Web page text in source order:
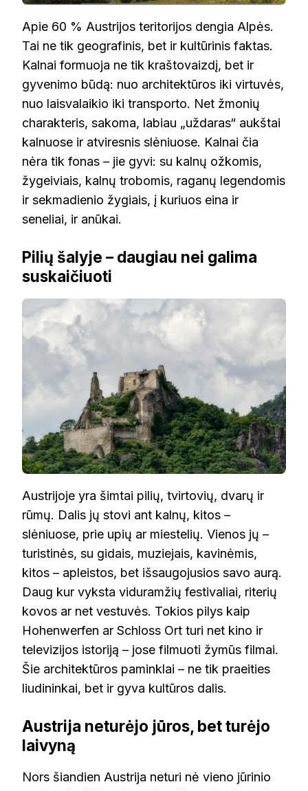
Apie 60 % Austrijos teritorijos dengia Alpės.
Tai ne tik geografinis, bet ir kultūrinis faktas.
Kalnai formuoja ne tik kraštovaizdį, bet ir
gyvenimo būdą: nuo architektūros iki virtuvės,
nuo laisvalaikio iki transporto. Net žmonių
charakteris, sakoma, labiau „uždaras“ aukštai
kalnuose ir atviresnis slėniuose. Kalnai čia
nėra tik fonas – jie gyvi: su kalnų ožkomis,
žygeiviais, kalnų trobomis, raganų legendomis
ir sekmadienio žygiais, į kuriuos eina ir
seneliai, ir anūkai.
Pilių šalyje – daugiau nei galima
suskaičiuoti
Austrijoje yra šimtai pilių, tvirtovių, dvarų ir
rūmų. Dalis jų stovi ant kalnų, kitos –
slėniuose, prie upių ar miestelių. Vienos jų –
turistinės, su gidais, muziejais, kavinėmis,
kitos – apleistos, bet išsaugojusios savo aurą.
Daug kur vyksta viduramžių festivaliai, riterių
kovos ar net vestuvės. Tokios pilys kaip
Hohenwerfen ar Schloss Ort turi net kino ir
televizijos istoriją – jose filmuoti žymūs filmai.
Šie architektūros paminklai – ne tik praeities
liudininkai, bet ir gyva kultūros dalis.
Austrija neturėjo jūros, bet turėjo
laivyną
Nors šiandien Austrija neturi nė vieno jūrinio